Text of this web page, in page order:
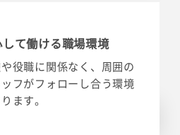
て働ける職場環境
役職に関係なく、周囲の
フがフォローし合う環境
ます。